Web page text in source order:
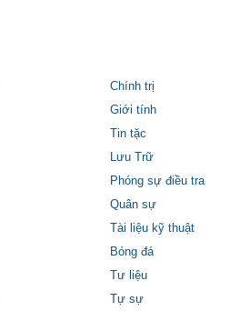
Chính trị
Giới tính
Tin tặc
Lưu Trữ
Phóng sự điều tra
Quân sự
Tài liệu kỹ thuật
Bóng đá
Tư liệu
Tự sự